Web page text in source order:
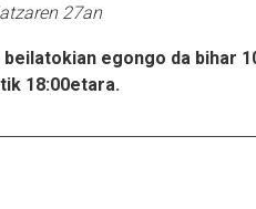
27an
beilatokian egongo da bihar
18:00etara.